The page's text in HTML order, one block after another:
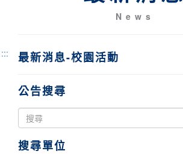
News
::: 最新消息-校園活動
公告搜尋
搜尋單位